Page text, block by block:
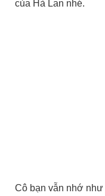
của Hà Lan nhé.
Cô bạn vẫn nhớ